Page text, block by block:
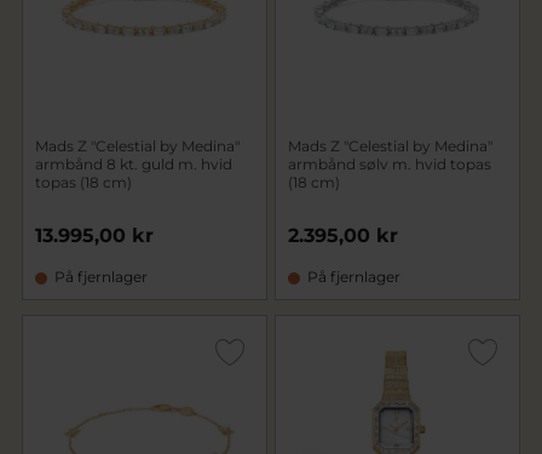
Mads Z "Celestial by Medina"
armbånd 8 kt. guld m. hvid
topas (18 cm)
13.995,00 kr
På fjernlager
Mads Z "Celestial by Medina"
armbånd sølv m. hvid topas
(18 cm)
2.395,00 kr
På fjernlager